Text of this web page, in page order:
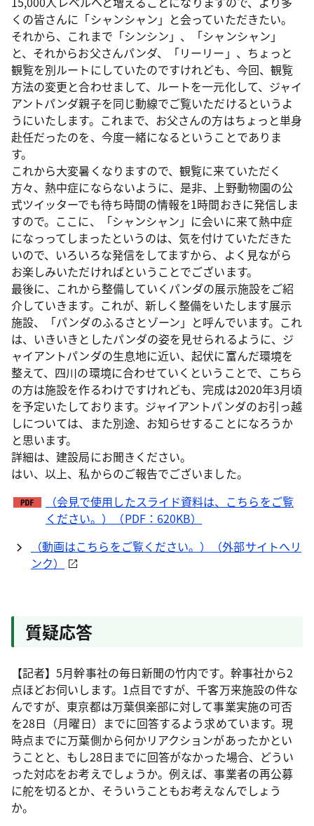
くの皆さんに「シャンシャン」と会っていただきたい。
それから、これまで「シンシン」、「シャンシャン」
と、それからお父さんパンダ、「リーリー」、ちょっと
観覧を別ルートにしていたのですけれども、今回、観覧
方法の変更と合わせまして、ルートを一元化して、ジャイ
アントパンダ親子を同じ動線でご覧いただけるというよ
うにいたします。これまで、お父さんの方はちょっと単身
赴任だったのを、今度一緒になるということでありま
す。
これから大変暑くなりますので、観覧に来ていただく
方々、熱中症にならないように、是非、上野動物園の公
式ツイッターでも待ち時間の情報を1時間おきに発信しま
すので。ここに、「シャンシャン」に会いに来て熱中症
になっってしまったというのは、気を付けていただきた
いので、いろいろな発信をしてますから、よく見ながら
お楽しみいただければということでございます。
最後に、これから整備していくパンダの展示施設をご紹
介していきます。これが、新しく整備をいたします展示
施設、「パンダのふるさとゾーン」と呼んでいます。これ
は、いきいきとしたパンダの姿を見せられるように、ジ
ャイアントパンダの生息地に近い、起伏に富んだ環境を
整えて、四川の環境に合わせていくということで、こちら
の方は施設を作るわけですけれども、完成は2020年3月頃
を予定いたしております。ジャイアントパンダのお引っ越
しについては、また別途、お知らせすることになろうか
と思います。
詳細は、建設局にお聞きください。
はい、以上、私からのご報告でございました。
（会見で使用したスライド資料は、こちらをご覧
ください。）（PDF：620KB）
（動画はこちらをご覧ください。）（外部サイトへリ
ンク）
質疑応答
【記者】5月幹事社の毎日新聞の竹内です。幹事社から2
点ほどお伺いします。1点目ですが、千客万来施設の件な
んですが、東京都は万葉倶楽部に対して事業実施の可否
を28日（月曜日）までに回答するよう求めています。現
時点までに万葉側から何かリアクションがあったかとい
うことと、もし28日までに回答がなかった場合、どうい
った対応をお考えでしょうか。例えば、事業者の再公募
に舵を切るとか、そういうこともお考えなんでしょう
か。